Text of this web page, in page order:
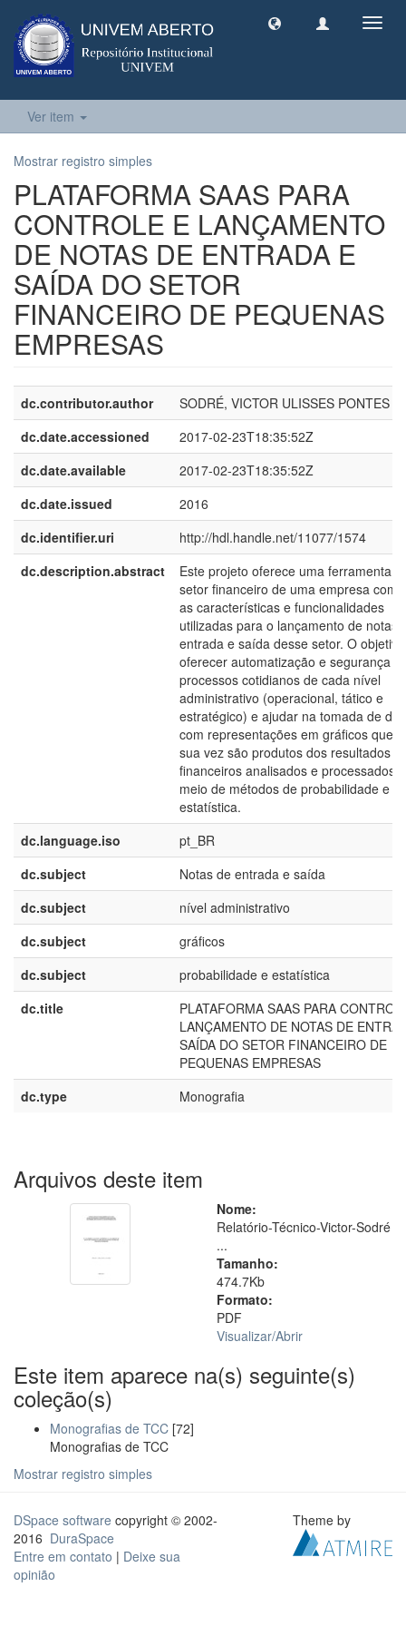
Ver item
Mostrar registro simples
PLATAFORMA SAAS PARA
CONTROLE E LANÇAMENTO
DE NOTAS DE ENTRADA E
SAÍDA DO SETOR
FINANCEIRO DE PEQUENAS
EMPRESAS
dc.contributor.author
SODRÉ, VICTOR ULISSES PONTES
dc.date.accessioned
2017-02-23T18:35:52Z
dc.date.available
2017-02-23T18:35:52Z
dc.date.issued
2016
dc.identifier.uri
http://hdl.handle.net/11077/1574
dc.description.abstract
Este projeto oferece uma ferramenta
setor financeiro de uma empresa com
as características e funcionalidades
utilizadas para o lançamento de notas
entrada e saída desse setor. O
oferecer automatização e segurança
processos cotidianos de cada nível
administrativo (operacional, tático e
estratégico) e ajudar na tomada de
com representações em gráficos que,
sua vez são produtos dos resultados
financeiros analisados e processados
meio de métodos de probabilidade e
estatística.
dc.language.iso
pt_BR
dc.subject
Notas de entrada e saída
dc.subject
nível administrativo
dc.subject
gráficos
dc.subject
probabilidade e estatística
dc.title
PLATAFORMA SAAS PARA
LANÇAMENTO DE NOTAS DE
SAÍDA DO SETOR FINANCEIRO DE
PEQUENAS EMPRESAS
dc.type
Monografia
Arquivos deste item
Nome:
Relatório-Técnico-Victor-Sodré
...
Tamanho:
474.7Kb
Formato:
PDF
Visualizar/Abrir
Este item aparece na(s) seguinte(s)
coleção(s)
Monografias de TCC [72]
Monografias de TCC
Mostrar registro simples
DSpace software copyright © 2002-
2016 DuraSpace
Entre em contato | Deixe sua
opinião
Theme by